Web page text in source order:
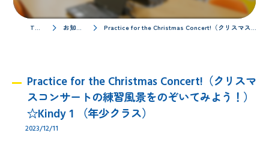
TOPページ お知らせ／ブログ Practice for the Christmas Concert!（クリスマスコンサートの練習風景をのぞいてみよう！）☆Kindy 1 （年少クラス）
Practice for the Christmas Concert!（クリスマ
スコンサートの練習風景をのぞいてみよう！）
☆Kindy 1 （年少クラス）
2023/12/11